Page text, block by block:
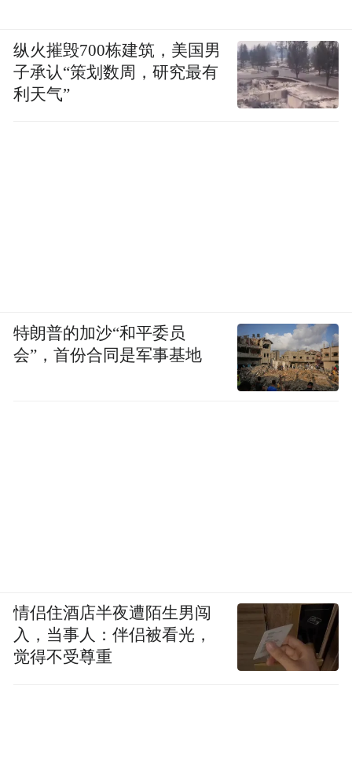
纵火摧毁700栋建筑，美国男
子承认“策划数周，研究最有
利天气”
特朗普的加沙“和平委员
会”，首份合同是军事基地
情侣住酒店半夜遭陌生男闯
入，当事人：伴侣被看光，
觉得不受尊重